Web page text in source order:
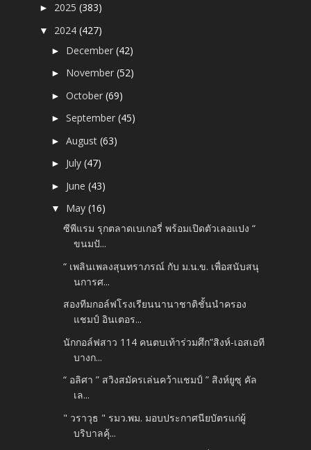
► 2025(383)
▼ 2024(427)
► December(42)
► November(52)
►October(69)
►September(45)
►August(63)
► July(47)
► June(43)
▼ May(16)
ซีพีแรม รุกตลาดเบเกอรี่ พร้อมเปิดตัวเลอแปง “
ขนมปั...
“ เพลินเพลงสุนทราภรณ์ กับ ม.น.ข. เพื่อสนับสนุ
นการศ...
สองทีมกอล์ฟโรงเรียนนานาชาติชั้นนำครอง
แชมป์ อินเตอร...
นักกอล์ฟสาว 114 คนตบเท้าร่วมศึก”สิงห์-เอสเอที
บางก...
“ อลิศา ” สวิงสมัครเล่นคว้าแชมป์ ” สิงห์ยูซุ คัล
เล...
" วราวุธ " รมว.พม. มอบประกาศนียบัตรแก่ผู้
บริบาลคุ้...